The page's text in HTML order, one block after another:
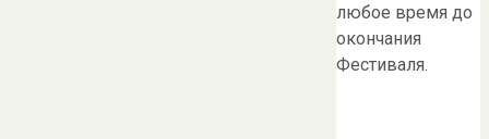
любое время до
окончания
Фестиваля.